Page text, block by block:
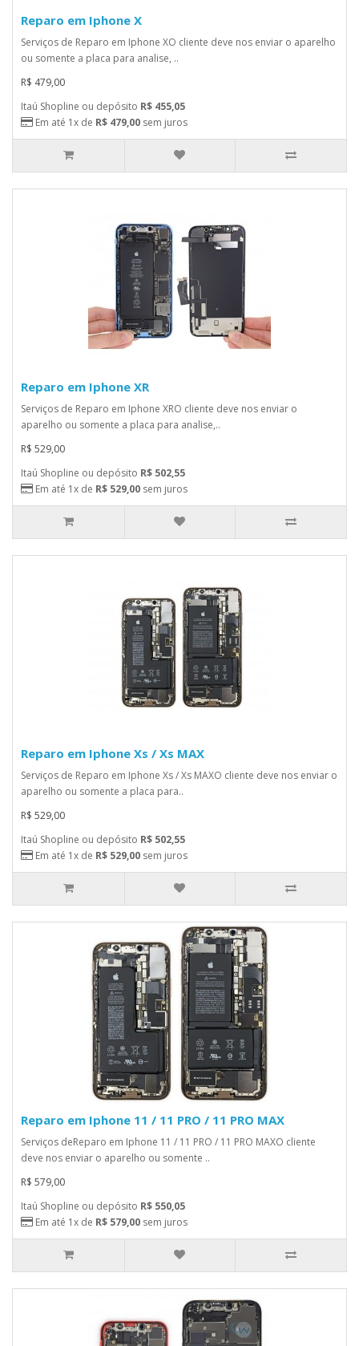
Reparo em Iphone X
Serviços de Reparo em Iphone XO cliente deve nos enviar o aparelho
ou somente a placa para analise, ..
R$ 479,00
Itaú Shopline ou depósito R$ 455,05
Em até 1x de R$ 479,00 sem juros
Reparo em Iphone XR
Serviços de Reparo em Iphone XRO cliente deve nos enviar o
aparelho ou somente a placa para analise,..
R$ 529,00
Itaú Shopline ou depósito R$ 502,55
Em até 1x de R$ 529,00 sem juros
Reparo em Iphone Xs / Xs MAX
Serviços de Reparo em Iphone Xs / Xs MAXO cliente deve nos enviar o
aparelho ou somente a placa para..
R$ 529,00
Itaú Shopline ou depósito R$ 502,55
Em até 1x de R$ 529,00 sem juros
Reparo em Iphone 11 / 11 PRO / 11 PRO MAX
Serviços deReparo em Iphone 11 / 11 PRO / 11 PRO MAXO cliente
deve nos enviar o aparelho ou somente ..
R$ 579,00
Itaú Shopline ou depósito R$ 550,05
Em até 1x de R$ 579,00 sem juros